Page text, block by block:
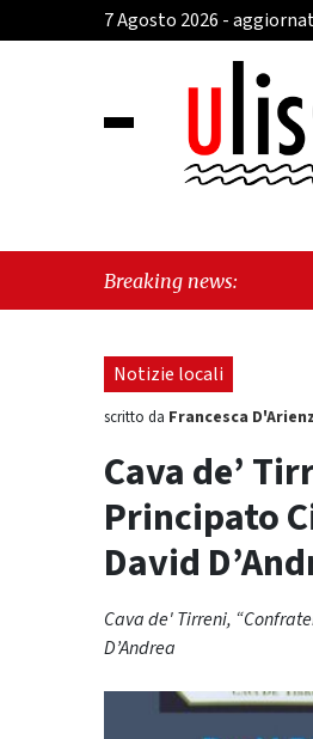
7 Agosto 2026 -
Breaking news:
Notizie locali
scritto da Francesca
Cava de’
Principato
David
Cava de' Tirreni,
D’Andrea